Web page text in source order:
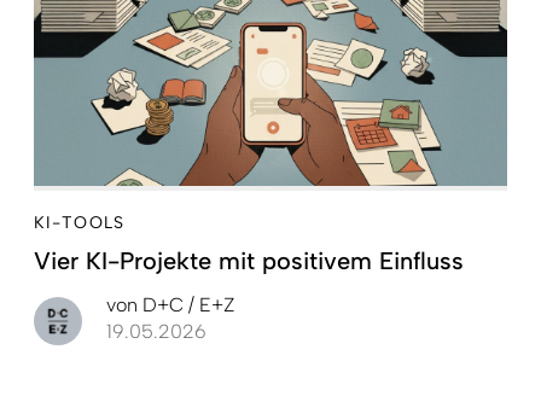
KI-TOOLS
Vier KI-Projekte mit positivem Einfluss
von D+C / E+Z
19.05.2026